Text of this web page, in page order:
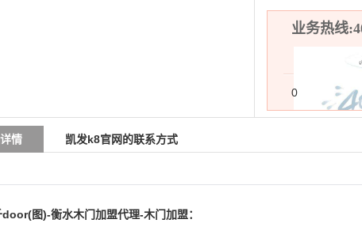
业务热线
0
情 凯发k8官网的联系方式
door(图)-衡水木门加盟代理-木门加盟：